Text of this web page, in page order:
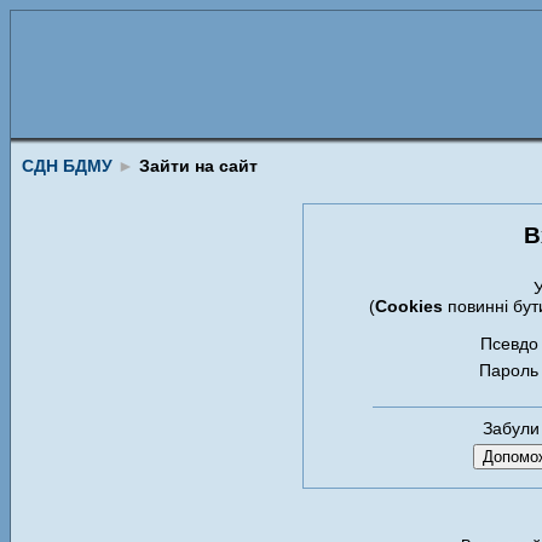
СДН БДМУ ► Зайти на сайт
(Cookies повинні
Псевдо
Пароль